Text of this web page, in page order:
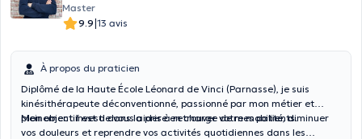
Master
9.9|13 avis
À propos du praticien
Diplômé de la Haute École Léonard de Vinci (Parnasse), je suis
kinésithérapeute déconventionné, passionné par mon métier et
pleinement investi dans la prise en charge de mes patients.
Mon objectif est de vous aider à retrouver votre mobilité, diminuer
vos douleurs et reprendre vos activités quotidiennes dans les